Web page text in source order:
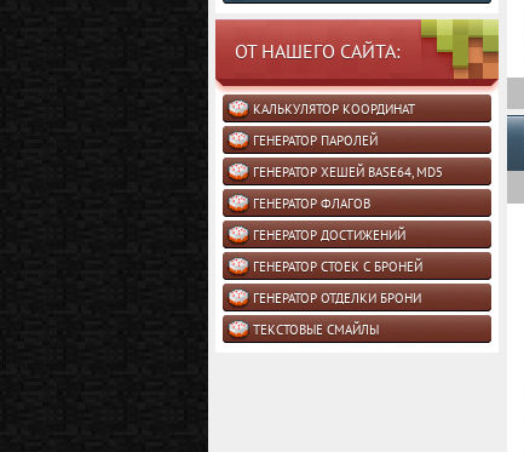
ОТ НАШЕГО САЙТА:
КАЛЬКУЛЯТОР КООРДИНАТ
ГЕНЕРАТОР ПАРОЛЕЙ
ГЕНЕРАТОР ХЕШЕЙ BASE64, MD5
ГЕНЕРАТОР ФЛАГОВ
ГЕНЕРАТОР ДОСТИЖЕНИЙ
ГЕНЕРАТОР СТОЕК С БРОНЕЙ
ГЕНЕРАТОР ОТДЕЛКИ БРОНИ
ТЕКСТОВЫЕ СМАЙЛЫ